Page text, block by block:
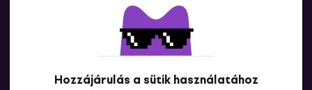
Hozzájárulás a sütik használatához
Lépj kapcsolatba velünk